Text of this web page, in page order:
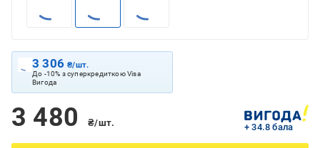
3 306₴/шт.
До -10% з суперкредиткою Visa
Вигода
3 480 ₴/шт. + 34.8 бала